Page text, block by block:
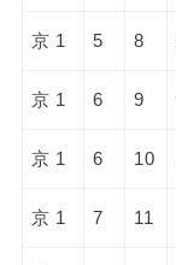
京 1 5 8
京 1 6 9
京 1 6 10
京 1 7 11